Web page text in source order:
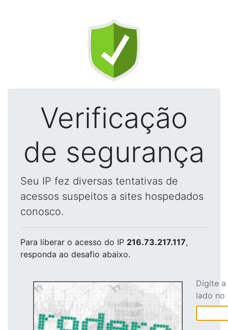
Verificação
de segurança
Seu IP fez diversas tentativas de
acessos suspeitos a sites hospedados
conosco.
Para liberar o acesso do IP 216.73.217.117,
responda ao desafio abaixo.
Digite
lado no